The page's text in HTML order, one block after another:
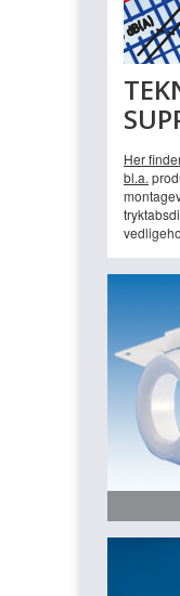
Her
bl.a.